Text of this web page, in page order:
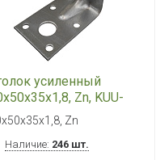
усиленный
Zn, KUU-
Zn
Наличие: 246 шт.